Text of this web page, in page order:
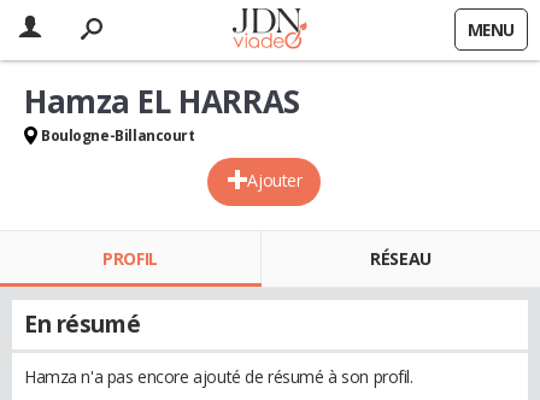
MENU
Ajouter
Hamza EL HARRAS
Boulogne-Billancourt
PROFIL RÉSEAU
En résumé
Hamza n'a pas encore ajouté de résumé à son profil.